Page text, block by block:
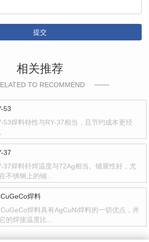
提交
相关推荐
TO RECOMMEND
53
53焊料特性与RY-37相当，且节约成本更经
37
37焊料钎焊温度与72Ag相当。铺展性好，尤
不锈钢上的铺…
焊料
焊料具有AgCuNi焊料的一切优点，并
的焊接温度比…